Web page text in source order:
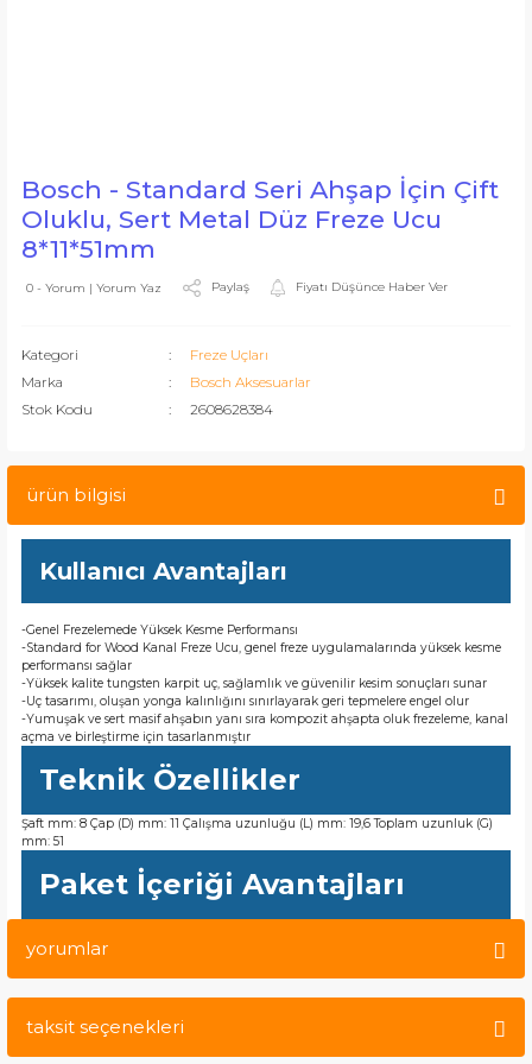
Bosch - Standard Seri Ahşap İçin Çift
Oluklu, Sert Metal Düz Freze Ucu
8*11*51mm
0 - Yorum | Yorum Yaz Paylaş Fiyatı Düşünce Haber Ver
Kategori
Freze Uçları
Marka
Bosch Aksesuarlar
Stok Kodu
2608628384
ürün bilgisi
Kullanıcı Avantajları
-Genel Frezelemede Yüksek Kesme Performansı
-Standard for Wood Kanal Freze Ucu, genel freze uygulamalarında yüksek kesme
performansı sağlar
-Yüksek kalite tungsten karpit uç, sağlamlık ve güvenilir kesim sonuçları sunar
-Uç tasarımı, oluşan yonga kalınlığını sınırlayarak geri tepmelere engel olur
-Yumuşak ve sert masif ahşabın yanı sıra kompozit ahşapta oluk frezeleme, kanal
açma ve birleştirme için tasarlanmıştır
Teknik Özellikler
Şaft mm: 8 Çap (D) mm: 11 Çalışma uzunluğu (L) mm: 19,6 Toplam uzunluk (G)
mm: 51
Paket İçeriği Avantajları
yorumlar
taksit seçenekleri